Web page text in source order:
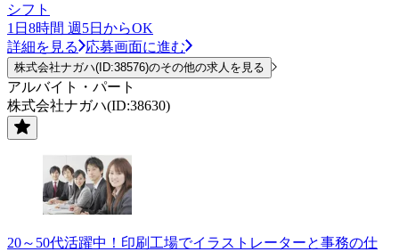
シフト
1日8時間 週5日からOK
詳細を見る
応募画面に進む
株式会社ナガハ(ID:38576)のその他の求人を見る
アルバイト・パート
株式会社ナガハ(ID:38630)
20～50代活躍中！印刷工場でイラストレーターと事務の仕